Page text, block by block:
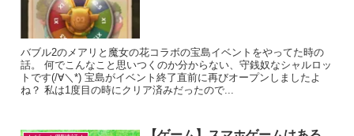
バブル2のメアリと魔女の花コラボの宝島イベントをやってた時の
話。 何でこんなこと思いつくのか分からない、守銭奴なシャルロッ
トです(/∀＼*) 宝島がイベント終了直前に再びオープンしましたよ
ね？ 私は1度目の時にクリア済みだったので...